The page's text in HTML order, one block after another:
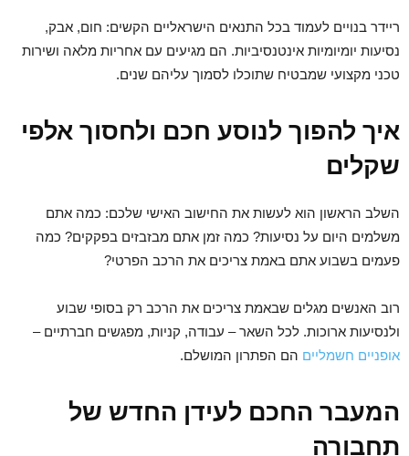
ריידר בנויים לעמוד בכל התנאים הישראליים הקשים: חום, אבק,
נסיעות יומיומיות אינטנסיביות. הם מגיעים עם אחריות מלאה ושירות
טכני מקצועי שמבטיח שתוכלו לסמוך עליהם שנים.
איך להפוך לנוסע חכם ולחסוך אלפי
שקלים
השלב הראשון הוא לעשות את החישוב האישי שלכם: כמה אתם
משלמים היום על נסיעות? כמה זמן אתם מבזבזים בפקקים? כמה
פעמים בשבוע אתם באמת צריכים את הרכב הפרטי?
רוב האנשים מגלים שבאמת צריכים את הרכב רק בסופי שבוע
ולנסיעות ארוכות. לכל השאר – עבודה, קניות, מפגשים חברתיים –
אופניים חשמליים הם הפתרון המושלם.
המעבר החכם לעידן החדש של
תחבורה